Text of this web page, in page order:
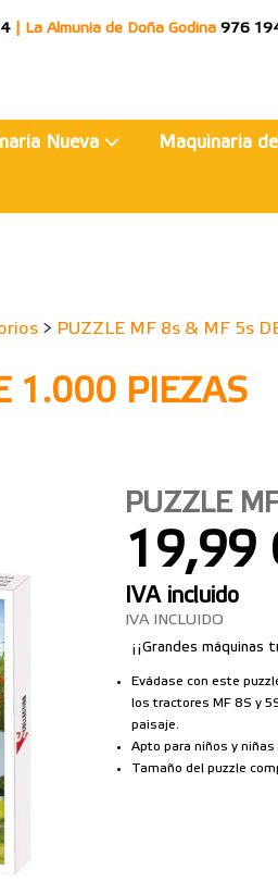
La Almunia de Doña Godina 976
Nueva Maquinaria
> PUZZLE MF 8s & MF 5s
1.000 PIEZAS
PUZZLE
19,99
IVA incluido
IVA INCLUIDO
¡¡Grandes máquinas
Evádase con este
los tractores MF 8S y
paisaje.
Apto para niños y niñas
Tamaño del puzzle